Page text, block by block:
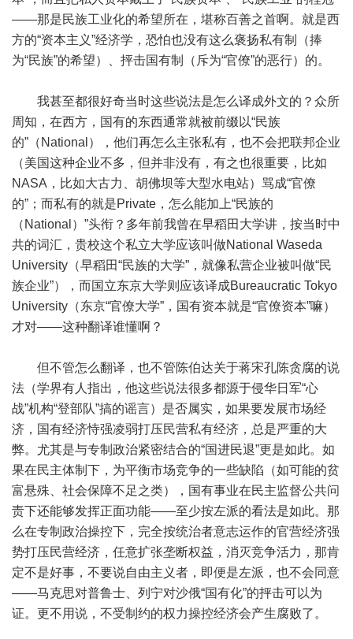
——那是民族工业化的希望所在，堪称百善之首啊。就是西
方的“资本主义”经济学，恐怕也没有这么褒扬私有制（捧
为“民族”的希望）、抨击国有制（斥为“官僚”的恶行）的。
我甚至都很好奇当时这些说法是怎么译成外文的？众所
周知，在西方，国有的东西通常就被前缀以“民族
的”（National），他们再怎么主张私有，也不会把联邦企业
（美国这种企业不多，但并非没有，有之也很重要，比如
NASA，比如大古力、胡佛坝等大型水电站）骂成“官僚
的”；而私有的就是Private，怎么能加上“民族的
（National）”头衔？多年前我曾在早稻田大学讲，按当时中
共的词汇，贵校这个私立大学应该叫做National Waseda
University（早稻田“民族的大学”，就像私营企业被叫做“民
族企业”），而国立东京大学则应该译成Bureaucratic Tokyo
University（东京“官僚大学”，国有资本就是“官僚资本”嘛）
才对——这种翻译谁懂啊？
但不管怎么翻译，也不管陈伯达关于蒋宋孔陈贪腐的说
法（学界有人指出，他这些说法很多都源于侵华日军“心
战”机构“登部队”搞的谣言）是否属实，如果要发展市场经
济，国有经济恃强凌弱打压民营私有经济，总是严重的大
弊。尤其是与专制政治紧密结合的“国进民退”更是如此。如
果在民主体制下，为平衡市场竞争的一些缺陷（如可能的贫
富悬殊、社会保障不足之类），国有事业在民主监督公共问
责下还能够发挥正面功能——至少按左派的看法是如此。那
么在专制政治操控下，完全按统治者意志运作的官营经济强
势打压民营经济，任意扩张垄断权益，消灭竞争活力，那肯
定不是好事，不要说自由主义者，即便是左派，也不会同意
——马克思对普鲁士、列宁对沙俄“国有化”的抨击可以为
证。更不用说，不受制约的权力操控经济会产生腐败了。